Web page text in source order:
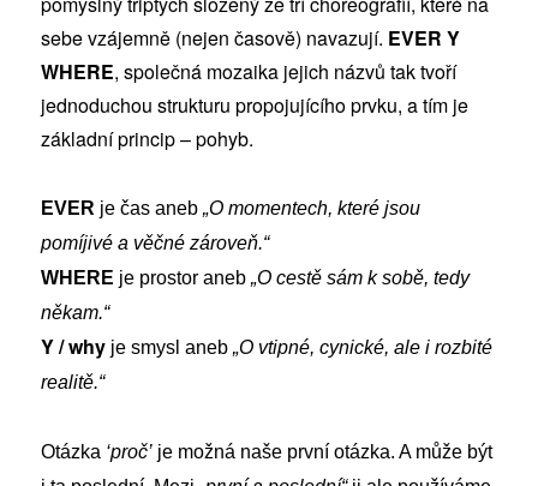
sebe vzájemně (nejen časově) navazují. EVER Y
WHERE, společná mozaika jejich názvů tak tvoří
jednoduchou strukturu propojujícího prvku, a tím je
základní princip – pohyb.
EVER je čas aneb„O momentech, které jsou
pomíjivé a věčné zároveň.“
WHERE je prostor aneb„O cestě sám k sobě, tedy
někam.“
Y / why je smysl aneb„O vtipné, cynické, ale i rozbité
realitě.“
Otázka ‘proč’ je možná naše první otázka. A může být